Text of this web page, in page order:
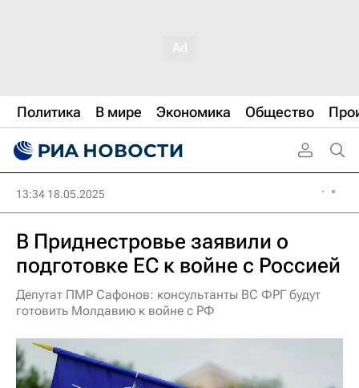
Политика В мире Экономика Общество
13:34 18.05.2025
В Приднестровье заявили о
подготовке ЕС к войне с Россией
Депутат ПМР Сафонов: консультанты ВС ФРГ будут
готовить Молдавию к войне с РФ